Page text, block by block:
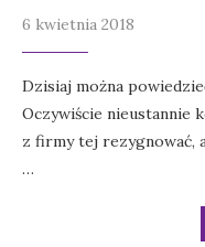
6 kwietnia 2018
Dzisiaj można
Oczywiście nieustannie
z firmy tej rezygnować,
…